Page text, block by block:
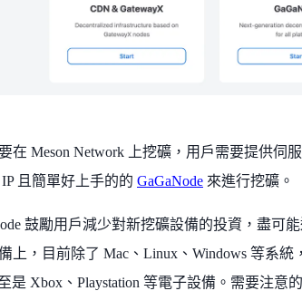
在 Meson Network 上挖礦，用戶需要提供
且簡單好上手的的 GaGaNode 來進行挖礦。
鼓勵用戶減少對新挖礦設備的投資，盡可
上，目前除了 Mac、Linux、Windows 等系
是 Xbox、Playstation 等電子設備。需要注意